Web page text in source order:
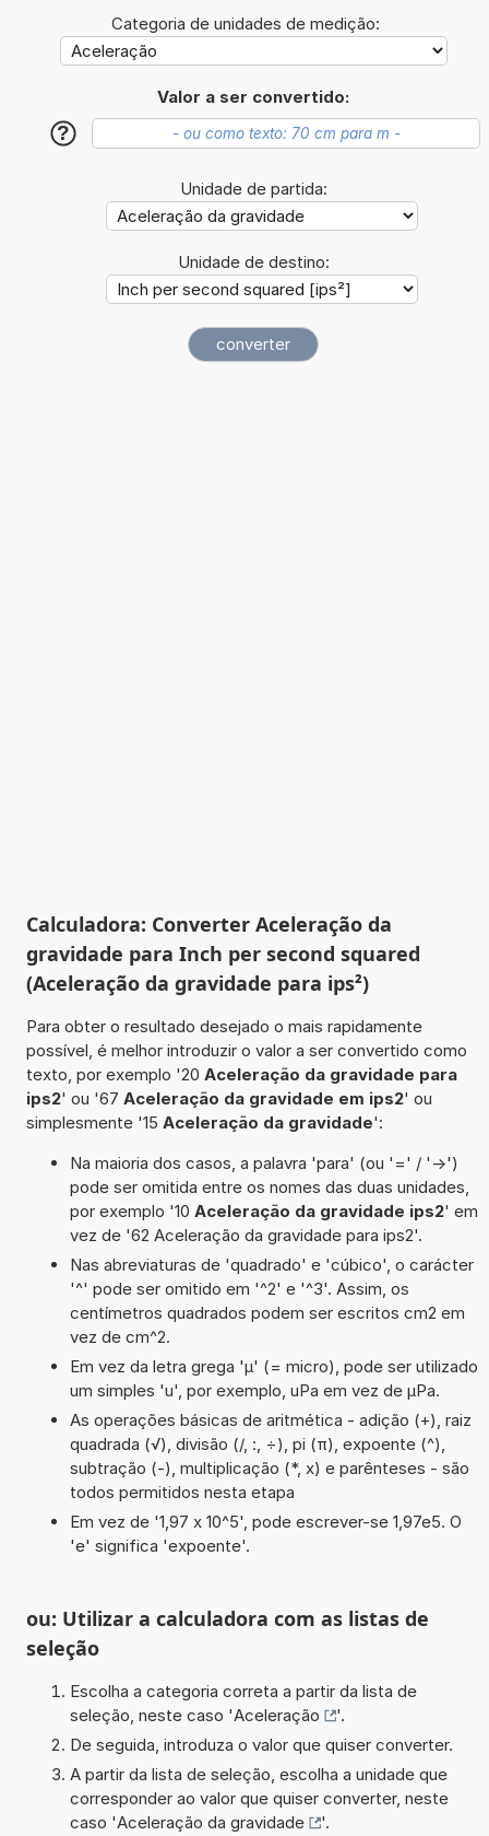
Categoria de unidades de medição:
Valor a ser convertido:
?
Unidade de partida:
Unidade de destino:
Calculadora: Converter Aceleração da
gravidade para Inch per second squared
(Aceleração da gravidade para ips²)
Para obter o resultado desejado o mais rapidamente
possível, é melhor introduzir o valor a ser convertido como
texto, por exemplo '20 Aceleração da gravidade para
ips2' ou '67 Aceleração da gravidade em ips2' ou
simplesmente '15 Aceleração da gravidade':
Na maioria dos casos, a palavra 'para' (ou '=' / '->')
pode ser omitida entre os nomes das duas unidades,
por exemplo '10 Aceleração da gravidade ips2' em
vez de '62 Aceleração da gravidade para ips2'.
Nas abreviaturas de 'quadrado' e 'cúbico', o carácter
'^' pode ser omitido em '^2' e '^3'. Assim, os
centímetros quadrados podem ser escritos cm2 em
vez de cm^2.
Em vez da letra grega 'µ' (= micro), pode ser utilizado
um simples 'u', por exemplo, uPa em vez de µPa.
As operações básicas de aritmética - adição (+), raiz
quadrada (√), divisão (/, :, ÷), pi (π), expoente (^),
subtração (-), multiplicação (*, x) e parênteses - são
todos permitidos nesta etapa
Em vez de '1,97 x 10^5', pode escrever-se 1,97e5. O
'e' significa 'expoente'.
ou: Utilizar a calculadora com as listas de
seleção
Escolha a categoria correta a partir da lista de
seleção, neste caso 'Aceleração
'.
De seguida, introduza o valor que quiser converter.
A partir da lista de seleção, escolha a unidade que
corresponder ao valor que quiser converter, neste
caso 'Aceleração da gravidade
'.